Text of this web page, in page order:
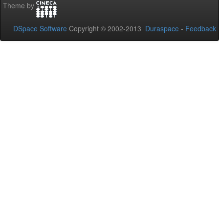
Theme by
DSpace Software Copyright © 2002-2013 Duraspace - Feedback